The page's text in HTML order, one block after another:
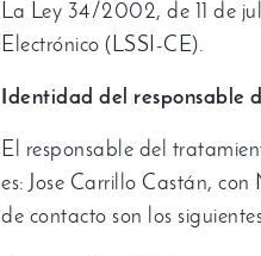
La Ley 34/2002, de 11 de
Electrónico (LSSI-CE).
Identidad del responsable
El responsable del
es: Jose Carrillo Castán, con
de contacto son los